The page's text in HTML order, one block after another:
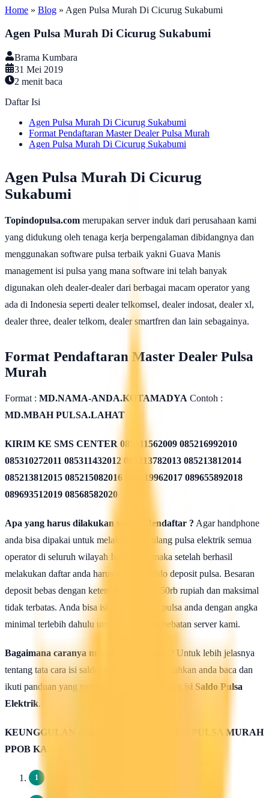
Home » Blog » Agen Pulsa Murah Di Cicurug Sukabumi
Agen Pulsa Murah Di Cicurug Sukabumi
Brama Kumbara
31 Mei 2019
2 menit baca
Daftar Isi
Agen Pulsa Murah Di Cicurug Sukabumi
Format Pendaftaran Master Dealer Pulsa Murah
Agen Pulsa Murah Di Cicurug Sukabumi
Agen Pulsa Murah Di Cicurug
Sukabumi
Topindopulsa.com merupakan server induk dari perusahaan kami
yang didukung oleh tenaga kerja berpengalaman dibidangnya dan
menggunakan software pulsa terbaik yakni Guava Manis
management isi pulsa yang mana software ini telah banyak
digunakan oleh dealer-dealer dari berbagai macam operator yang
ada di Indonesia seperti dealer telkomsel, dealer indosat, dealer xl,
dealer three, dealer telkom, dealer smartfren dan lain sebagainya.
Format Pendaftaran Master Dealer Pulsa
Murah
Format : MD.NAMA-ANDA.KOTAMADYA Contoh :
MD.MBAH PULSA.LAHAT
KIRIM KE SMS CENTER 085311562009 085216992010
085310272011 085311432012 085213782013 085213812014
085213812015 085215082016 085819962017 089655892018
089693512019 08568582020
Apa yang harus dilakukan seusai Mendaftar ? Agar handphone
anda bisa dipakai untuk melakukan isi ulang pulsa elektrik semua
operator di seluruh wilayah Indonesia, maka setelah berhasil
melakukan daftar anda harus mengisi saldo deposit pulsa. Besaran
deposit bebas dengan ketentuan minimal 50rb rupiah dan maksimal
tidak terbatas. Anda bisa isi deposit saldo pulsa anda dengan angka
minimal terlebih dahulu untuk uji coba kehebatan server kami.
Bagaimana caranya mengisi saldo pulsa ?
Untuk lebih jelasnya
tentang tata cara isi saldo deposit pulsa ini silahkan anda baca dan
ikuti panduan yang terdapat di halaman :
Cara isi Saldo Pulsa
Elektrik.
KEUNGGULAN & KELEBIHAN SERVER PULSA MURAH
PPOB KAMI